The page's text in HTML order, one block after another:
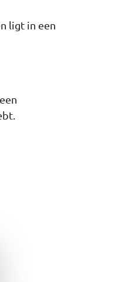
ligt in een